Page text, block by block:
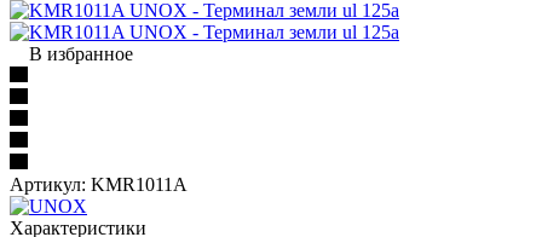
В избранное
Артикул: KMR1011A
Характеристики